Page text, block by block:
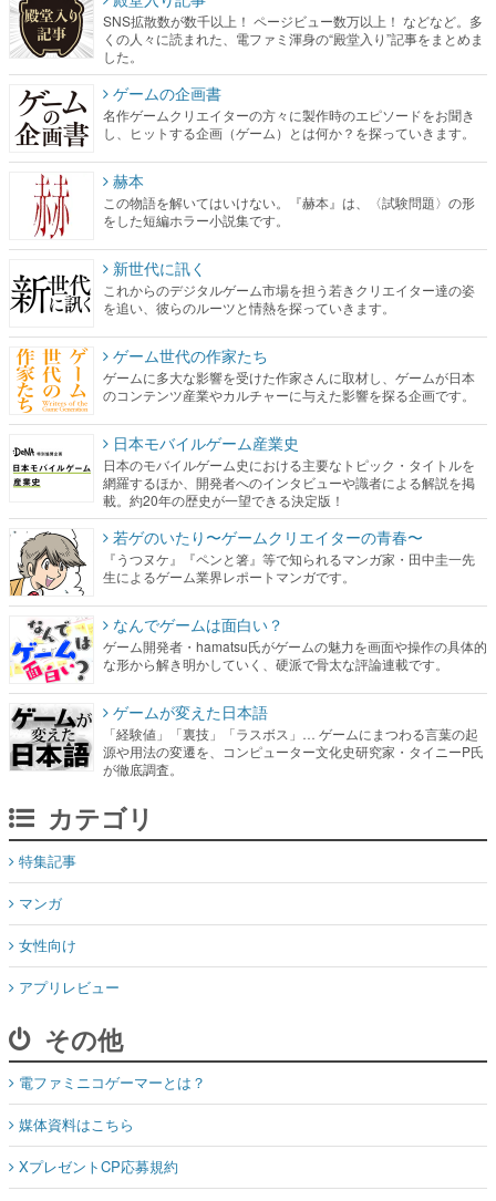
SNS拡散数が数千以上！ ページビュー数万以上！ などなど。多
くの人々に読まれた、電ファミ渾身の“殿堂入り”記事をまとめま
した。
ゲームの企画書
名作ゲームクリエイターの方々に製作時のエピソードをお聞き
し、ヒットする企画（ゲーム）とは何か？を探っていきます。
赫本
この物語を解いてはいけない。『赫本』は、〈試験問題〉の形
をした短編ホラー小説集です。
新世代に訊く
これからのデジタルゲーム市場を担う若きクリエイター達の姿
を追い、彼らのルーツと情熱を探っていきます。
ゲーム世代の作家たち
ゲームに多大な影響を受けた作家さんに取材し、ゲームが日本
のコンテンツ産業やカルチャーに与えた影響を探る企画です。
日本モバイルゲーム産業史
日本のモバイルゲーム史における主要なトピック・タイトルを
網羅するほか、開発者へのインタビューや識者による解説を掲
載。約20年の歴史が一望できる決定版！
若ゲのいたり〜ゲームクリエイターの青春〜
『うつヌケ』『ペンと箸』等で知られるマンガ家・田中圭一先
生によるゲーム業界レポートマンガです。
なんでゲームは面白い？
ゲーム開発者・hamatsu氏がゲームの魅力を画面や操作の具体的
な形から解き明かしていく、硬派で骨太な評論連載です。
ゲームが変えた日本語
「経験値」「裏技」「ラスボス」… ゲームにまつわる言葉の起
源や用法の変遷を、コンピューター文化史研究家・タイニーP氏
が徹底調査。
カテゴリ
特集記事
マンガ
女性向け
アプリレビュー
その他
電ファミニコゲーマーとは？
媒体資料はこちら
XプレゼントCP応募規約